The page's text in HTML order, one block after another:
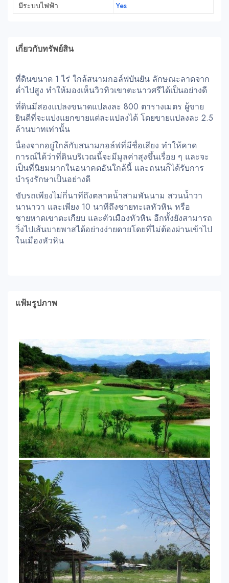
มีระบบไฟฟ้า
Yes
เกี่ยวกับทรัพย์สิน
ที่ดินขนาด 1 ไร่ ใกล้สนามกอล์ฟบันยัน ลักษณะลาดจาก
ต่ำไปสูง ทำให้มองเห็นวิวทิวเขาตะนาวศรีได้เป็นอย่างดี
ที่ดินมีสองแปลงขนาดแปลงละ 800 ตารางเมตร ผู้ขาย
ยินดีที่จะแบ่งแยกขายแต่ละแปลงได้ โดยขายแปลงละ 2.5
ล้านบาทเท่านั้น
นื่องจากอยู่ใกล้กับสนามกอล์ฟที่มีชื่อเสียง ทำให้คาด
การณ์ได้ว่าที่ดินบริเวณนี้จะมีมูลค่าสุงขึ้นเรื่อย ๆ และจะ
เป็นที่นิยมมากในอนาคตอันใกล้นี้ และถนนก็ได้รับการ
บำรุงรักษาเป็นอย่างดี
ขับรถเพียงไม่กี่นาทีถึงตลาดน้ำสามพันนาม สวนน้ำวา
นานาวา และเพียง 10 นาทีถึงชายทะเลหัวหิน หรือ
ชายหาดเขาตะเกียบ และตัวเมืองหัวหิน อีกทั้งยังสามารถ
วิ่งไปเส้นบายพาสได้อย่างง่ายดายโดยที่ไม่ต้องผ่านเข้าไป
ในเมืองหัวหิน
แฟ้มรูปภาพ